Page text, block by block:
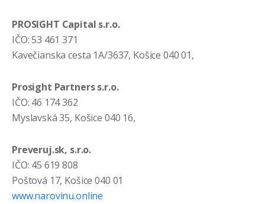
PROSIGHT Capital s.r.o.
IČO: 53 461 371
Kavečianska cesta 1A/3637, Košice 040 01,
Prosight Partners s.r.o.
IČO: 46 174 362
Myslavská 35, Košice 040 16,
Preveruj.sk, s.r.o.
IČO: 45 619 808
Poštová 17, Košice 040 01
www.narovinu.online